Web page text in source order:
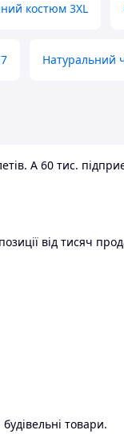
костюм 3XL
Натуральний
А 60 тис.
від тисяч
товари.